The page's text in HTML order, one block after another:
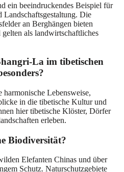
ein beeindruckendes Beispiel für
Die
an Berghängen bieten
als landwirtschaftliches
La im tibetischen
Lebensweise,
in die tibetische Kultur und
hier tibetische Klöster, Dörfer
erleben.
Biodiversität?
Elefanten Chinas und über
Schutz. Naturschutzgebiete